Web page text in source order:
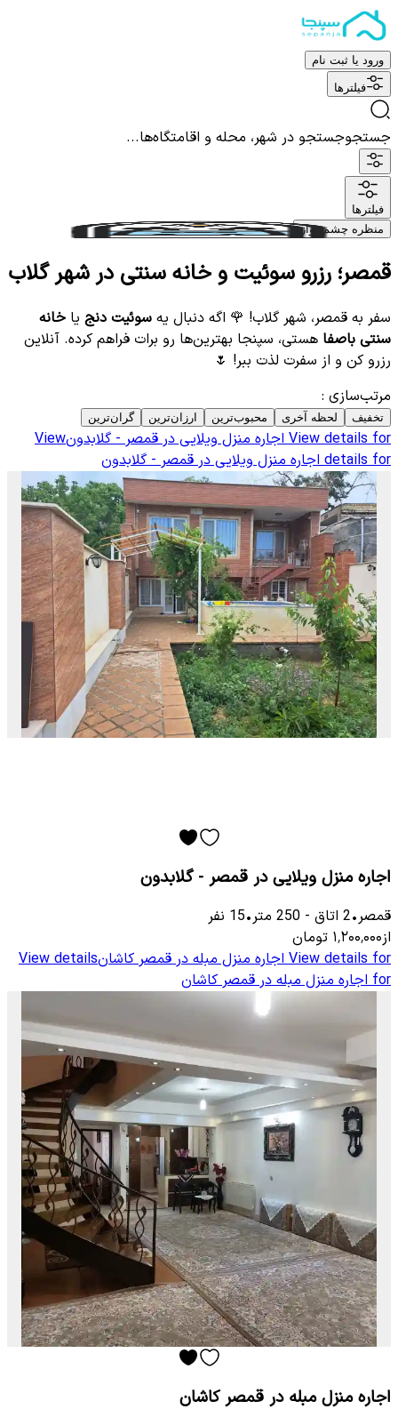
ورود یا ثبت نام
فیلترها
جستجوجستجو در شهر، محله و اقامتگاه‌ها...
فیلترها
منظره چشم نواز
قمصر؛ رزرو سوئیت و خانه سنتی در شهر گلاب
سفر به قمصر، شهر گلاب! 🌹 اگه دنبال یه سوئیت دنج یا خانه
سنتی باصفا هستی، سپنجا بهترین‌ها رو برات فراهم کرده. آنلاین
رزرو کن و از سفرت لذت ببر! 🌷
مرتب‌سازی :
تخفیف لحظه آخری محبوب‌ترین ارزان‌ترین گران‌ترین
View details for اجاره منزل ویلایی در قمصر - گلابدونView
details for اجاره منزل ویلایی در قمصر - گلابدون
اجاره منزل ویلایی در قمصر - گلابدون
قمصر•
2 اتاق -
250 متر•
15 نفر
از۱٬۲۰۰٬۰۰۰ تومان
View details for اجاره منزل مبله در قمصر کاشانView details
for اجاره منزل مبله در قمصر کاشان
اجاره منزل مبله در قمصر کاشان